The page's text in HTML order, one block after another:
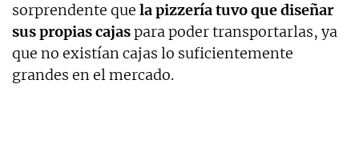
sorprendente que la pizzería tuvo que diseñar
sus propias cajaspara poder transportarlas, ya
que no existían cajas lo suficientemente
grandes en el mercado.